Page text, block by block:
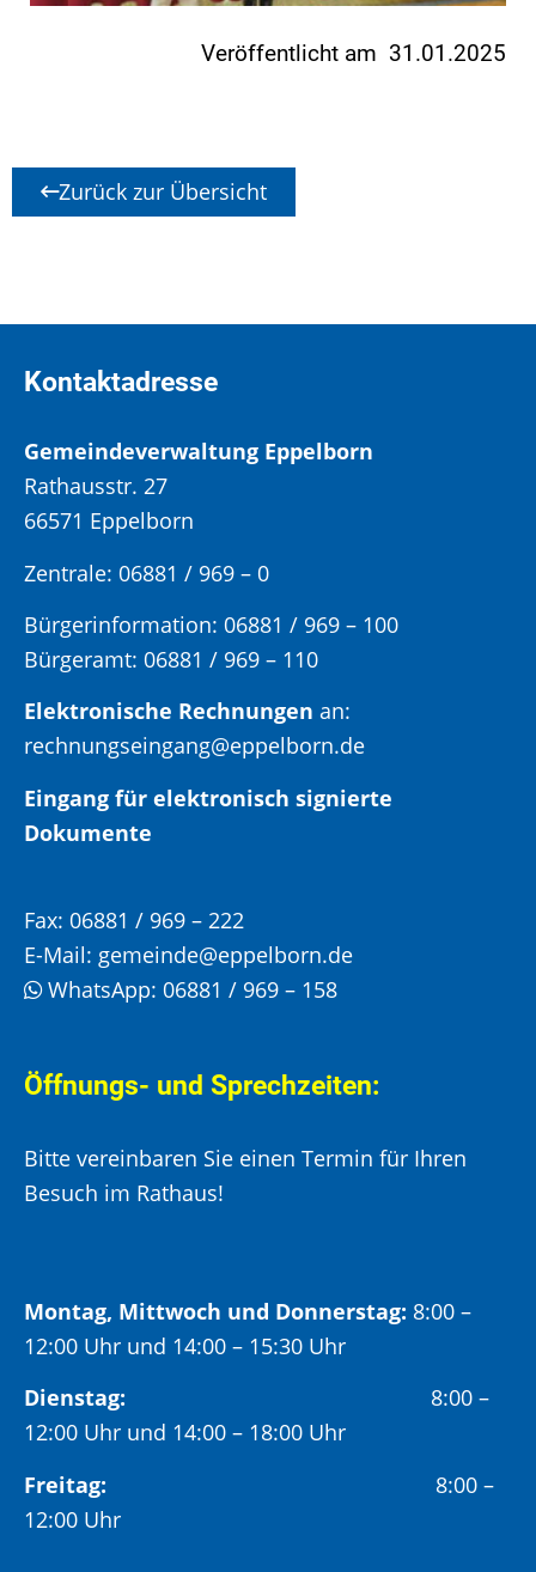
Veröffentlicht am 31.01.2025
Zurück zur Übersicht
Kontaktadresse
Gemeindeverwaltung Eppelborn
Rathausstr. 27
66571 Eppelborn
Zentrale: 06881 / 969 – 0
Bürgerinformation: 06881 / 969 – 100
Bürgeramt: 06881 / 969 – 110
Elektronische Rechnungen an:
rechnungseingang@eppelborn.de
Eingang für elektronisch signierte
Dokumente
Fax: 06881 / 969 – 222
E-Mail: gemeinde@eppelborn.de
WhatsApp: 06881 / 969 – 158
Öffnungs- und Sprechzeiten:
Bitte vereinbaren Sie einen Termin für Ihren
Besuch im Rathaus!
Montag, Mittwoch und Donnerstag: 8:00 –
12:00 Uhr und 14:00 – 15:30 Uhr
Dienstag: 8:00 –
12:00 Uhr und 14:00 – 18:00 Uhr
Freitag:
8:00 –
12:00 Uhr